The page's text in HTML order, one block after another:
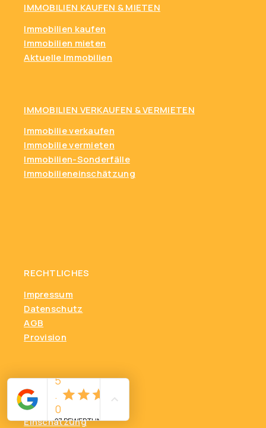
RECHTLICHES
Impressum
Datenschutz
AGB
Provision
Markt & Wissen
Einschätzung
IMMOBILIEN VERKAUFEN & VERMIETEN
Immobilie verkaufen
Immobilie vermieten
Immobilien-Sonderfälle
Immobilieneinschätzung
IMMOBILIEN KAUFEN & MIETEN
Immobilien kaufen
Immobilien mieten
Aktuelle Immobilien